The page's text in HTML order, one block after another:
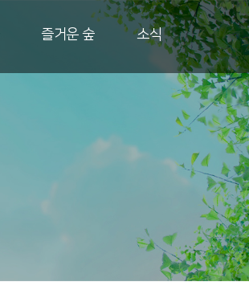
즐거운 숲 소식